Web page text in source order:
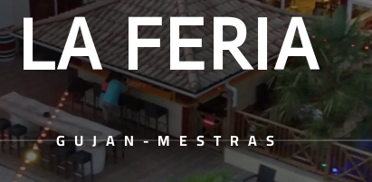
LA FERIA
GUJAN-MESTRAS